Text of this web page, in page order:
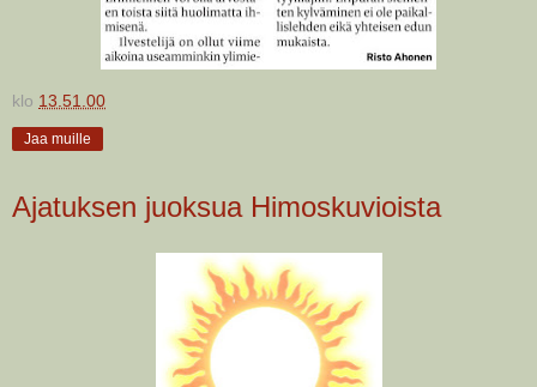
klo 13.51.00
Jaa muille
Ajatuksen juoksua Himoskuvioista